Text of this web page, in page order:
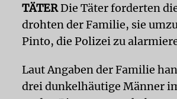
TÄTERDie Täter forderten
drohten der Familie, sie
Pinto, die Polizei zu
Laut Angaben der Familie
drei dunkelhäutige Männer